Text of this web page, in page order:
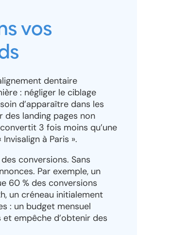
vos
dentaire
: négliger le ciblage
d’apparaître dans les
des landing pages non
3 fois moins qu’une
à Paris ».
conversions. Sans
Par exemple, un
60 % des conversions
un créneau initialement
: un budget mensuel
empêche d’obtenir des